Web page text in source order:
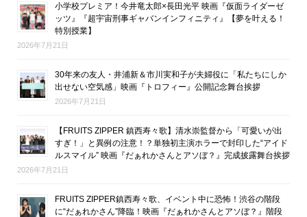
小学校プレミア！今井竜太郎×長田光平 映画『仮面ライダーゼ
ッツ』『超宇宙刑事ギャバンインフィニティ』【夢を叶える！
特別授業】
2026年7月21日
30年来の友人・井浦新＆市川実和子が夫婦役に「私たちにしか
出せない空気感」映画『トロフィー』公開記念舞台挨拶
2026年7月21日
【FRUITS ZIPPER 鎮西寿々歌】清水崇監督から「可愛いが出
すぎ！」と異例の注意！？単独初主演ホラーで封印した“アイド
ルスマイル” 映画『だぁれかさんとアソぼ？』完成披露舞台挨拶
2026年7月21日
FRUITS ZIPPER鎮西寿々歌、イベント中に恐怖！渋谷の階段
に“だぁれかさん”降臨！映画『だぁれかさんとアソぼ？』階段